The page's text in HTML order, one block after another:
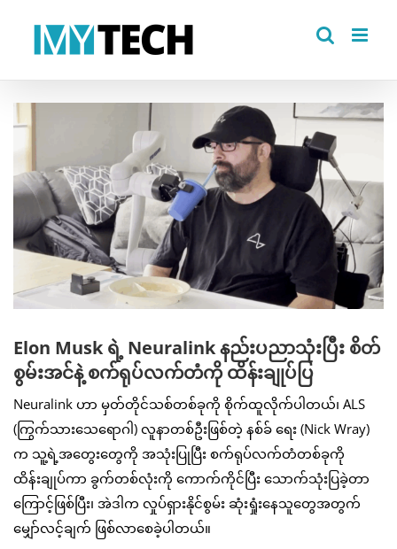
View
Image
Elon Musk ရဲ့ Neuralink နည်းပညာသုံးပြီး စိတ်
စွမ်းအင်နဲ့ စက်ရုပ်လက်တံကို ထိန်းချုပ်ပြ
Neuralink ဟာ မှတ်တိုင်သစ်တစ်ခုကို စိုက်ထူလိုက်ပါတယ်၊ ALS
(ကြွက်သားသေရောဂါ) လူနာတစ်ဦးဖြစ်တဲ့ နစ်ခ် ရေး (Nick Wray)
က သူ့ရဲ့အတွေးတွေကို အသုံးပြုပြီး စက်ရုပ်လက်တံတစ်ခုကို
ထိန်းချုပ်ကာ ခွက်တစ်လုံးကို ကောက်ကိုင်ပြီး သောက်သုံးပြခဲ့တာ
ကြောင့်ဖြစ်ပြီး၊ အဲဒါက လှုပ်ရှားနိုင်စွမ်း ဆုံးရှုံးနေသူတွေအတွက်
မျှော်လင့်ချက် ဖြစ်လာစေခဲ့ပါတယ်။